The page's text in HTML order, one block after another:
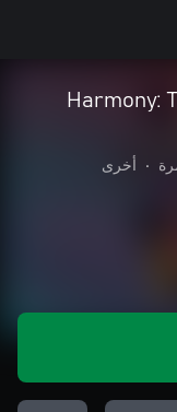
Harmony:
• أخرى